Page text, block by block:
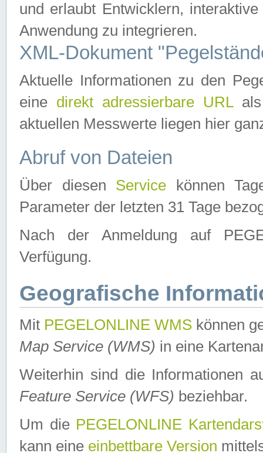
und erlaubt Entwicklern,
Anwendung zu integrieren.
XML-Dokument
Aktuelle Informationen zu den
eine direkt adressierbare URLals
aktuellen Messwerte liegen hier
Abruf von Dateien
Über diesen Service können
Parameter der letzten 31 Tage
Nach der Anmeldung auf
Verfügung.
Geografische
Mit PEGELONLINE WMS können
Map Service (WMS) in eine
Weiterhin sind die Informationen
Feature Service (WFS) beziehbar.
Um die PEGELONLINE
kann eine einbettbare Version